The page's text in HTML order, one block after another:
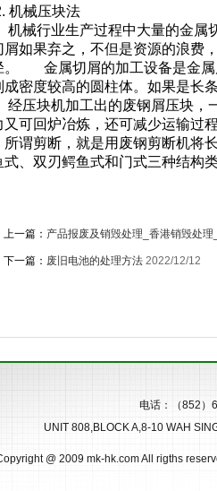
机械压块法
械行业生产过程中大量的金属
屑如果弃之，不但是资源的浪费
。 金属切屑的加工设备是金属
成密度较高的圆柱体。如果是长
压块机加工出的废钢屑压块，
又可回炉冶炼，还可减少运输过
谓剪断，就是用废钢剪断机将
式、双刃鳄鱼式和门式三种结构
上一篇： 产品报废及销毁处理_香港销毁处理
下一篇： 废旧电池的处理方法 2022/12/12
电话：
（852
UNIT 808,BLOCK A,8-10 WAH
@ 2009 mk-hk.com All rigths